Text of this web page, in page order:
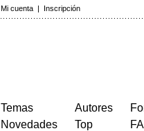
Mi cuenta | Inscripción
Temas
Novedades
Autores
Top